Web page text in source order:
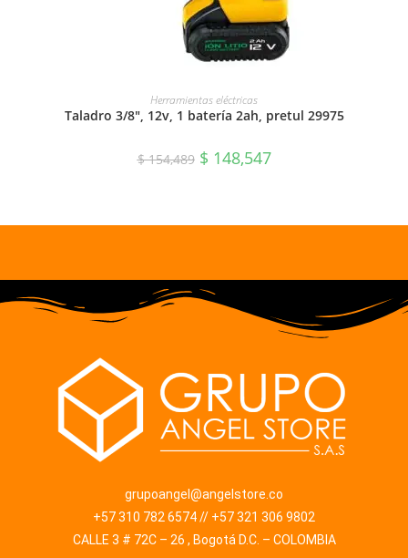
AÑADIR AL CARRITO
Herramientas eléctricas
Taladro 3/8″, 12v, 1 batería 2ah, pretul 29975
$154,489 $ 148,547
grupoangel@angelstore.co
+57 310 782 6574 // +57 321 306 9802
CALLE 3 # 72C – 26 , Bogotá D.C. – COLOMBIA